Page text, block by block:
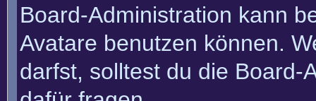
Board-Administration kann
Avatare benutzen können.
darfst, solltest du die Board-